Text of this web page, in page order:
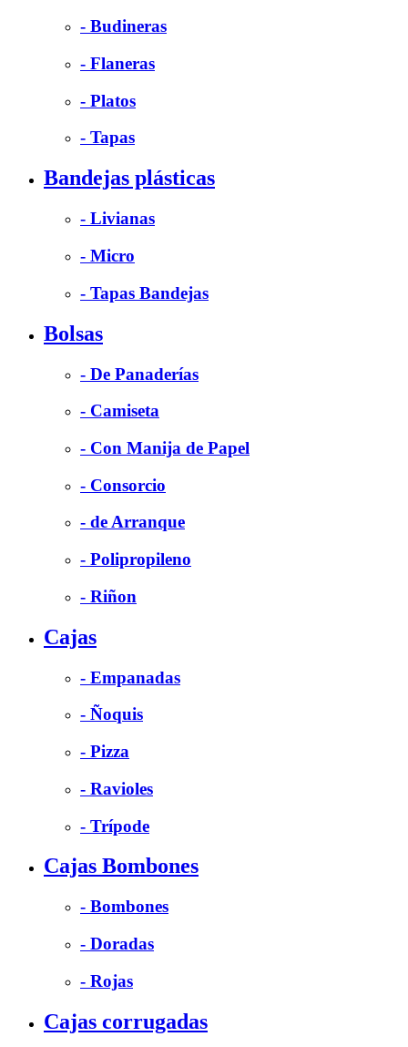
- Budineras
- Flaneras
- Platos
- Tapas
Bandejas plásticas
- Livianas
- Micro
- Tapas Bandejas
Bolsas
- De Panaderías
- Camiseta
- Con Manija de Papel
- Consorcio
- de Arranque
- Polipropileno
- Riñon
Cajas
- Empanadas
- Ñoquis
- Pizza
- Ravioles
- Trípode
Cajas Bombones
- Bombones
- Doradas
- Rojas
Cajas corrugadas